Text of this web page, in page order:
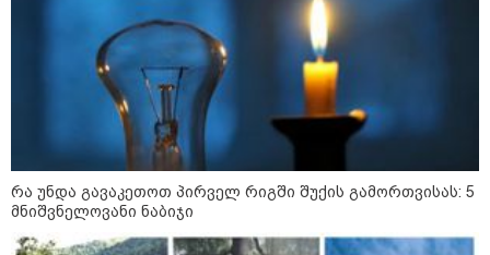
რა უნდა გავაკეთოთ პირველ რიგში შუქის გამორთვისას: 5
მნიშვნელოვანი ნაბიჯი